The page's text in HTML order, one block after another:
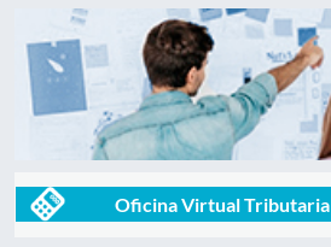
Oficina Virtual Tributaria